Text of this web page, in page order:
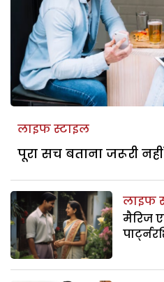
लाइफ स्टाइल
पूरा सच बताना जरूरी
लाइफ
मैरिज